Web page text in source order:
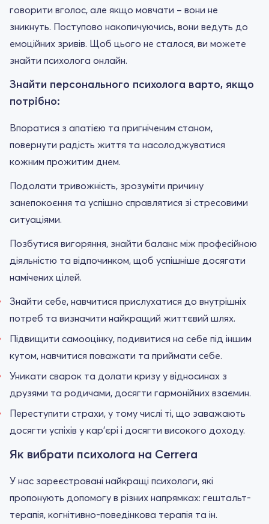
говорити вголос, але якщо мовчати – вони не
зникнуть. Поступово накопичуючись, вони ведуть до
емоційних зривів. Щоб цього не сталося, ви можете
знайти психолога онлайн.
Знайти персонального психолога варто, якщо
потрібно:
Впоратися з апатією та пригніченим станом,
повернути радість життя та насолоджуватися
кожним прожитим днем.
Подолати тривожність, зрозуміти причину
занепокоєння та успішно справлятися зі стресовими
ситуаціями.
Позбутися вигоряння, знайти баланс між професійною
діяльністю та відпочинком, щоб успішніше досягати
намічених цілей.
Знайти себе, навчитися прислухатися до внутрішніх
потреб та визначити найкращий життєвий шлях.
Підвищити самооцінку, подивитися на себе під іншим
кутом, навчитися поважати та приймати себе.
Уникати сварок та долати кризу у відносинах з
друзями та родичами, досягти гармонійних взаємин.
Переступити страхи, у тому числі ті, що заважають
досягти успіхів у кар'єрі і досягти високого доходу.
Як вибрати психолога на Cerrera
У нас зареєстровані найкращі психологи, які
пропонують допомогу в різних напрямках: гештальт-
терапія, когнітивно-поведінкова терапія та ін.